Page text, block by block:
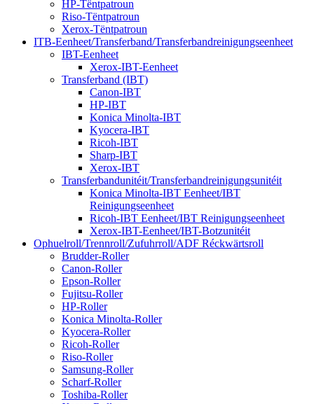
HP-Tëntpatroun
Riso-Tëntpatroun
Xerox-Tëntpatroun
ITB-Eenheet/Transferband/Transferbandreinigungseenheet
IBT-Eenheet
Xerox-IBT-Eenheet
Transferband (IBT)
Canon-IBT
HP-IBT
Konica Minolta-IBT
Kyocera-IBT
Ricoh-IBT
Sharp-IBT
Xerox-IBT
Transferbandunitéit/Transferbandreinigungsunitéit
Konica Minolta-IBT Eenheet/IBT
Reinigungseenheet
Ricoh-IBT Eenheet/IBT Reinigungseenheet
Xerox-IBT-Eenheet/IBT-Botzunitéit
Ophuelroll/Trennroll/Zufuhrroll/ADF Réckwärtsroll
Brudder-Roller
Canon-Roller
Epson-Roller
Fujitsu-Roller
HP-Roller
Konica Minolta-Roller
Kyocera-Roller
Ricoh-Roller
Riso-Roller
Samsung-Roller
Scharf-Roller
Toshiba-Roller